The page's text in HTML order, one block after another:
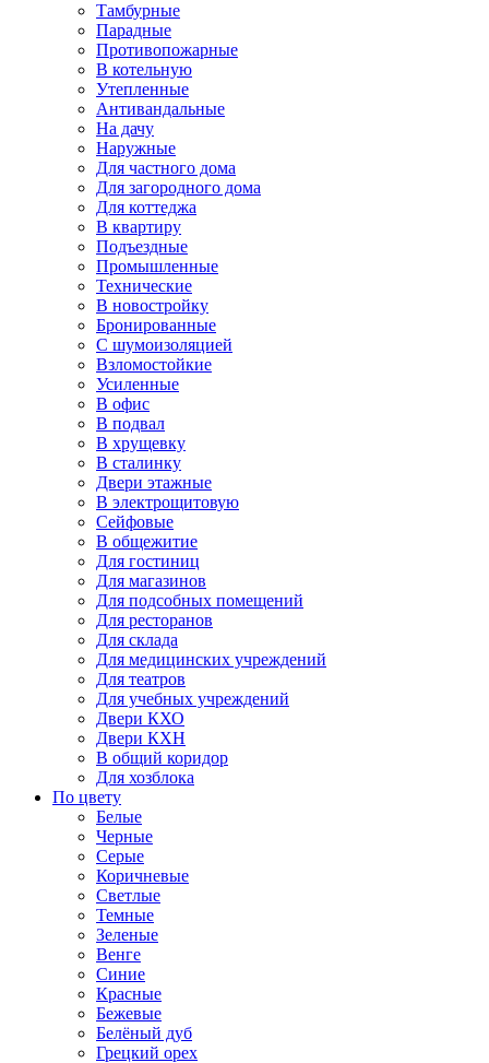
Тамбурные
Парадные
Противопожарные
В котельную
Утепленные
Антивандальные
На дачу
Наружные
Для частного дома
Для загородного дома
Для коттеджа
В квартиру
Подъездные
Промышленные
Технические
В новостройку
Бронированные
С шумоизоляцией
Взломостойкие
Усиленные
В офис
В подвал
В хрущевку
В сталинку
Двери этажные
В электрощитовую
Сейфовые
В общежитие
Для гостиниц
Для магазинов
Для подсобных помещений
Для ресторанов
Для склада
Для медицинских учреждений
Для театров
Для учебных учреждений
Двери КХО
Двери КХН
В общий коридор
Для хозблока
По цвету
Белые
Черные
Серые
Коричневые
Светлые
Темные
Зеленые
Венге
Синие
Красные
Бежевые
Белёный дуб
Грецкий орех